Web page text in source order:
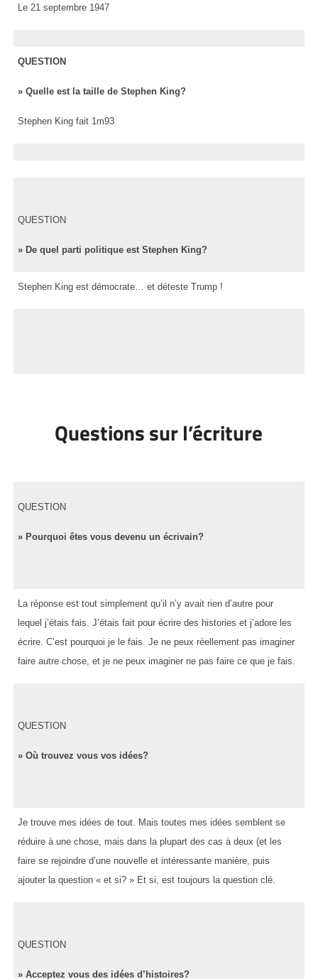
Le 21 septembre 1947
QUESTION
» Quelle est la taille de Stephen King?
Stephen King fait 1m93
QUESTION
» De quel parti politique est Stephen King?
Stephen King est démocrate… et déteste Trump !
Questions sur l’écriture
QUESTION
» Pourquoi êtes vous devenu un écrivain?
La réponse est tout simplement qu’il n’y avait rien d’autre pour
lequel j’étais fais. J’étais fait pour écrire des histories et j’adore les
écrire. C’est pourquoi je le fais. Je ne peux réellement pas imaginer
faire autre chose, et je ne peux imaginer ne pas faire ce que je fais.
QUESTION
» Où trouvez vous vos idées?
Je trouve mes idées de tout. Mais toutes mes idées semblent se
réduire à une chose, mais dans la plupart des cas à deux (et les
faire se rejoindre d’une nouvelle et intéressante manière, puis
ajouter la question « et si? » Et si, est toujours la question clé.
QUESTION
» Acceptez vous des idées d’histoires?